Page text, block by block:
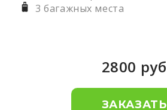
3 багажных места
2800 руб
ЗАКАЗАТЬ